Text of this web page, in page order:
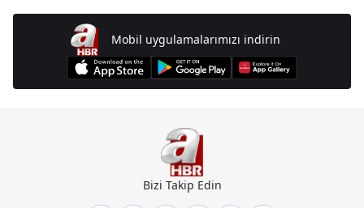
Mobil uygulamalarımızı indirin
Bizi Takip Edin